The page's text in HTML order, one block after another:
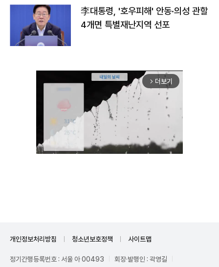
李대통령, '호우피해' 안동·의성 관할
4개면 특별재난지역 선포
arrow_forward_ios 더보기
개인정보처리방침 청소년보호정책 사이트맵
정기간행등록번호 : 서울 아 00493 회장·발행인 : 곽영길